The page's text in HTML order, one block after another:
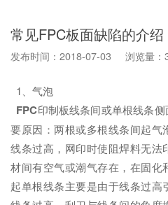
常见FPC板面缺陷的介绍
发布时间：2018-07-03 浏览量：
1、气泡
FPC印制板线条间或单根线条
要原因：两根或多根线条间起气
线条过高，网印时使阻焊料无法
材间有空气或潮气存在，在固化
起单根线条主要是由于线条过高